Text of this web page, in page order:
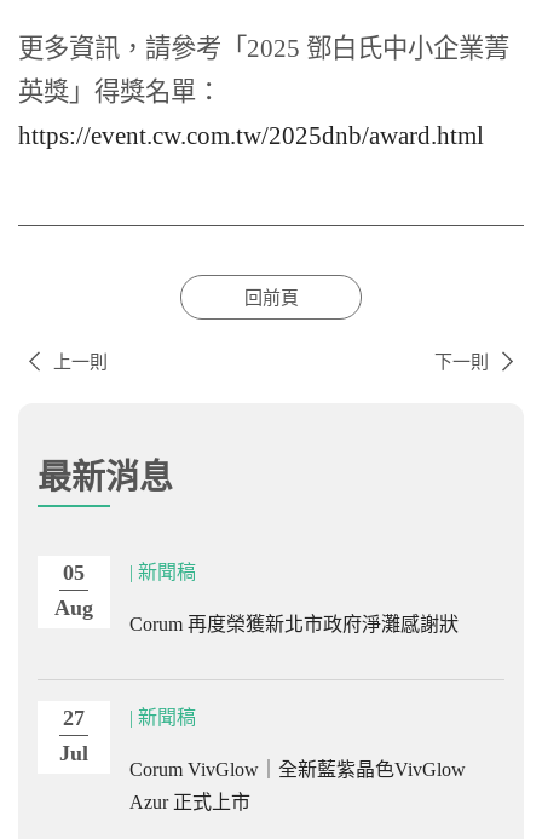
更多資訊，請參考「2025 鄧白氏中小企業菁
英獎」得獎名單：
https://event.cw.com.tw/2025dnb/award.html
回前頁
上一則 下一則
最新消息
05
Aug
| 新聞稿
Corum 再度榮獲新北市政府淨灘感謝狀
27
Jul
| 新聞稿
Corum VivGlow｜全新藍紫晶色VivGlow
Azur 正式上市